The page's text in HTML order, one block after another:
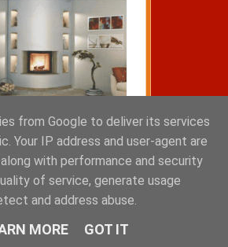
from Google to deliver its services
Your IP address and user-agent are
with performance and security
of service, generate usage
and address abuse.
MORE GOT IT